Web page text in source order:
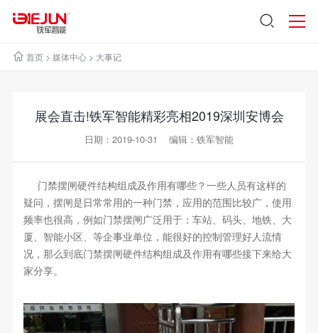
首页> 媒体中心> 大事记
展会直击!铁军智能精彩亮相2019深圳安博会
日期：2019-10-31 编辑：铁军智能
门禁摆闸硬件结构组成及作用有哪些？一些人员有这样的
疑问，摆闸是日常常用的一种门禁，应用的范围比较广，使用
频率也很高，例如门禁摆闸广泛用于：车站、码头、地铁、大
厦、智能小区、等企事业单位，能很好的控制管理好人流情
况，那么到底门禁摆闸硬件结构组成及作用有哪些接下来给大
家分享。